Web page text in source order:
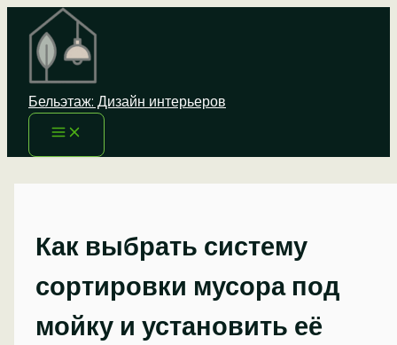
Перейти
содержимому
Бельэтаж: Дизайн интерьеров
Как выбрать систему
сортировки мусора под
мойку и установить её